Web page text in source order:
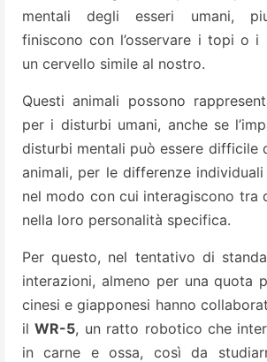
mentali degli esseri umani,
finiscono con l’osservare i topi o i
un cervello simile al nostro.
Questi animali possono
per i disturbi umani, anche se
disturbi mentali può essere difficile
animali, per le differenze
nel modo con cui interagiscono tra
nella loro personalità specifica.
Per questo, nel tentativo di
interazioni, almeno per una quota
cinesi e giapponesi hanno
ilWR-5, un ratto robotico che
in carne e ossa, così da